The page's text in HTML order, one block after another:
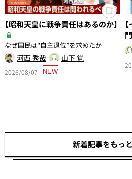
【昭和天皇に戦争責任はあるのか】
なぜ国民は"自主退位”を求めたか
河西 秀哉 山下 覚
2026/08/07 NEW
新着記事をもっ